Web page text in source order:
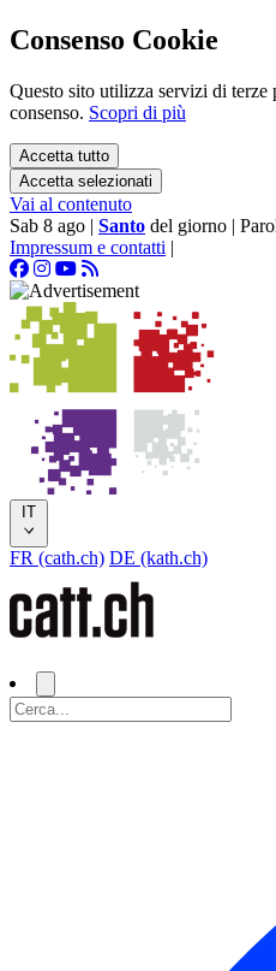
Consenso Cookie
Questo sito utilizza servizi di
consenso. Scopri di più
Accetta tutto
Accetta selezionati
Vai al contenuto
Sab 8 ago | Santo del giorno |
Impressum e contatti |
IT
FR (cath.ch) DE (kath.ch)